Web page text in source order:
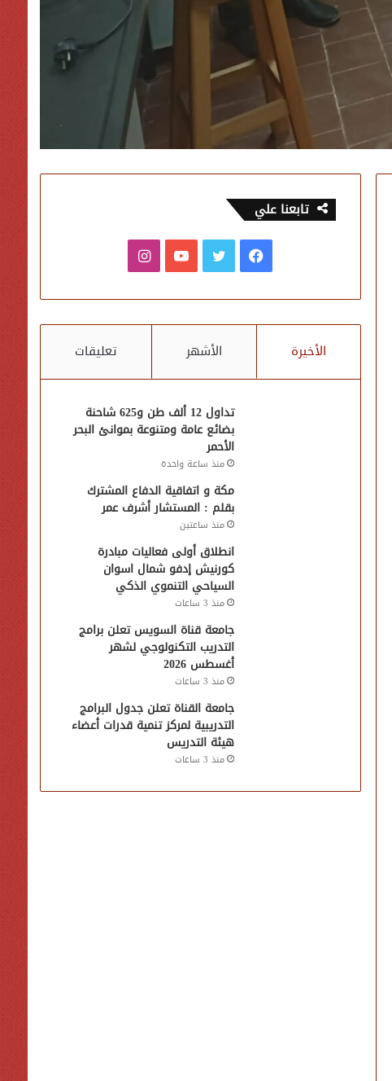
تابعنا علي
فيسبوكتويتر يوتيوبانستقرام
الأخيرة الأشهر تعليقات
تداول 12 ألف طن و625 شاحنة
بضائع عامة ومتنوعة بموانئ البحر
الأحمر
منذ ساعة واحدة
مكة و اتفاقية الدفاع المشترك
بقلم : المستشار أشرف عمر
منذ ساعتين
انطلاق أولى فعاليات مبادرة
كورنيش إدفو شمال اسوان
السياحي التنموي الذكي
منذ 3 ساعات
جامعة قناة السويس تعلن برامج
التدريب التكنولوجي لشهر
أغسطس 2026
منذ 3 ساعات
جامعة القناة تعلن جدول البرامج
التدريبية لمركز تنمية قدرات أعضاء
هيئة التدريس
منذ 3 ساعات